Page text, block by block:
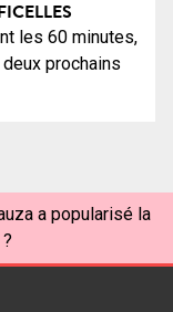
les 60 minutes,
prochains
a popularisé la